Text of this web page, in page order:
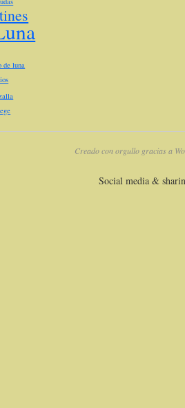
de luna
Creado con orgullo gracias a
Social media &